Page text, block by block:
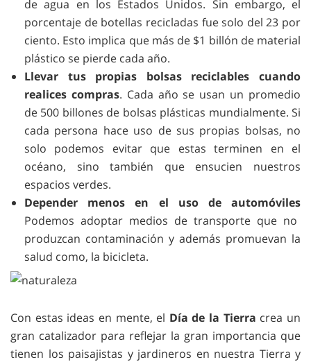
de agua en los Estados Unidos. Sin embargo, el
porcentaje de botellas recicladas fue solo del 23 por
ciento. Esto implica que más de $1 billón de material
plástico se pierde cada año.
Llevar tus propias bolsas reciclables cuando
realices compras. Cada año se usan un promedio
de 500 billones de bolsas plásticas mundialmente. Si
cada persona hace uso de sus propias bolsas, no
solo podemos evitar que estas terminen en el
océano, sino también que ensucien nuestros
espacios verdes.
Depender menos en el uso de automóviles
Podemos adoptar medios de transporte que no
produzcan contaminación y además promuevan la
salud como, la bicicleta.
Con estas ideas en mente, el Día de la Tierra crea un
gran catalizador para reflejar la gran importancia que
tienen los paisajistas y jardineros en nuestra Tierra y